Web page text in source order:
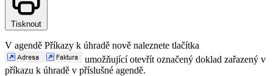
Tisknout
V agendě Příkazy k úhradě nově naleznete tlačítka
umožňující otevřít označený doklad zařazený v
příkazu k úhradě v příslušné agendě.